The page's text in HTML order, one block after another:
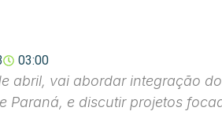
03:00
abril, vai abordar integração
Paraná, e discutir projetos